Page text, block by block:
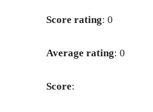
Score rating: 0
Average rating: 0
Score: